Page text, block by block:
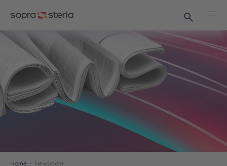
Ricerca
Home Newsroom